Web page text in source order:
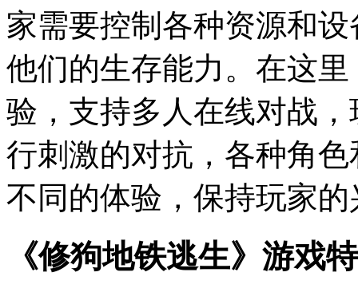
家需要控制各种资源和
他们的生存能力。在这
验，支持多人在线对战
行刺激的对抗，各种角
不同的体验，保持玩家的
《修狗地铁逃生》游戏